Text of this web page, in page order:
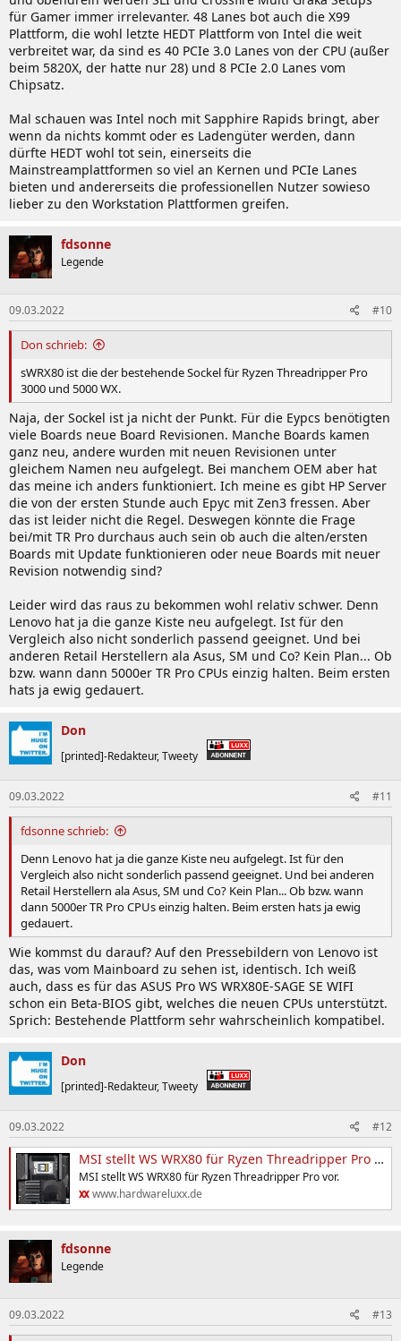
für Gamer immer irrelevanter. 48 Lanes bot auch die X99
Plattform, die wohl letzte HEDT Plattform von Intel die weit
verbreitet war, da sind es 40 PCIe 3.0 Lanes von der CPU (außer
beim 5820X, der hatte nur 28) und 8 PCIe 2.0 Lanes vom
Chipsatz.
Mal schauen was Intel noch mit Sapphire Rapids bringt, aber
wenn da nichts kommt oder es Ladengüter werden, dann
dürfte HEDT wohl tot sein, einerseits die
Mainstreamplattformen so viel an Kernen und PCIe Lanes
bieten und andererseits die professionellen Nutzer sowieso
lieber zu den Workstation Plattformen greifen.
fdsonne
Legende
09.03.2022 #10
Don schrieb:
sWRX80 ist die der bestehende Sockel für Ryzen Threadripper Pro
3000 und 5000 WX.
Naja, der Sockel ist ja nicht der Punkt. Für die Eypcs benötigten
viele Boards neue Board Revisionen. Manche Boards kamen
ganz neu, andere wurden mit neuen Revisionen unter
gleichem Namen neu aufgelegt. Bei manchem OEM aber hat
das meine ich anders funktioniert. Ich meine es gibt HP Server
die von der ersten Stunde auch Epyc mit Zen3 fressen. Aber
das ist leider nicht die Regel. Deswegen könnte die Frage
bei/mit TR Pro durchaus auch sein ob auch die alten/ersten
Boards mit Update funktionieren oder neue Boards mit neuer
Revision notwendig sind?
Leider wird das raus zu bekommen wohl relativ schwer. Denn
Lenovo hat ja die ganze Kiste neu aufgelegt. Ist für den
Vergleich also nicht sonderlich passend geeignet. Und bei
anderen Retail Herstellern ala Asus, SM und Co? Kein Plan... Ob
bzw. wann dann 5000er TR Pro CPUs einzig halten. Beim ersten
hats ja ewig gedauert.
Don
[printed]-Redakteur, Tweety
09.03.2022 #11
fdsonne schrieb:
Denn Lenovo hat ja die ganze Kiste neu aufgelegt. Ist für den
Vergleich also nicht sonderlich passend geeignet. Und bei anderen
Retail Herstellern ala Asus, SM und Co? Kein Plan... Ob bzw. wann
dann 5000er TR Pro CPUs einzig halten. Beim ersten hats ja ewig
gedauert.
Wie kommst du darauf? Auf den Pressebildern von Lenovo ist
das, was vom Mainboard zu sehen ist, identisch. Ich weiß
auch, dass es für das ASUS Pro WS WRX80E-SAGE SE WIFI
schon ein Beta-BIOS gibt, welches die neuen CPUs unterstützt.
Sprich: Bestehende Plattform sehr wahrscheinlich kompatibel.
Don
[printed]-Redakteur, Tweety
09.03.2022 #12
MSI stellt WS WRX80 für Ryzen Threadripper Pro vor - Hardwareluxx
MSI stellt WS WRX80 für Ryzen Threadripper Pro vor.
www.hardwareluxx.de
fdsonne
Legende
09.03.2022 #13